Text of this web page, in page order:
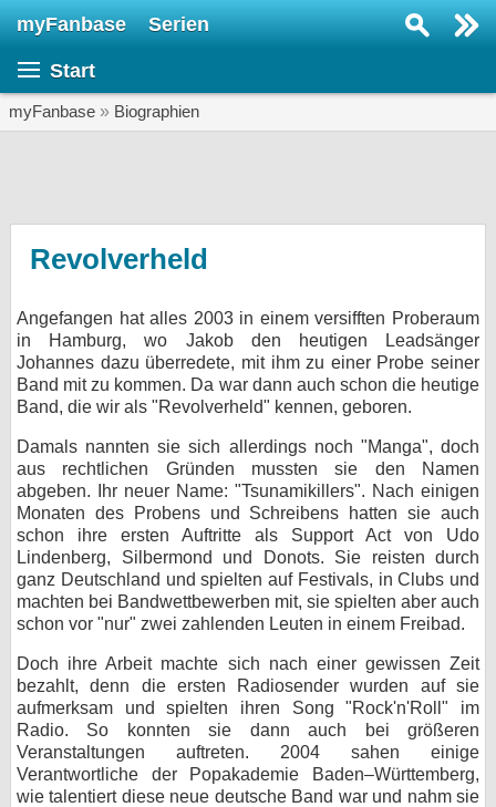
myFanbase Serien
Start
myFanbase » Biographien
Revolverheld
Angefangen hat alles 2003 in einem versifften Proberaum
in Hamburg, wo Jakob den heutigen Leadsänger
Johannes dazu überredete, mit ihm zu einer Probe seiner
Band mit zu kommen. Da war dann auch schon die heutige
Band, die wir als "Revolverheld" kennen, geboren.
Damals nannten sie sich allerdings noch "Manga", doch
aus rechtlichen Gründen mussten sie den Namen
abgeben. Ihr neuer Name: "Tsunamikillers". Nach einigen
Monaten des Probens und Schreibens hatten sie auch
schon ihre ersten Auftritte als Support Act von Udo
Lindenberg, Silbermond und Donots. Sie reisten durch
ganz Deutschland und spielten auf Festivals, in Clubs und
machten bei Bandwettbewerben mit, sie spielten aber auch
schon vor "nur" zwei zahlenden Leuten in einem Freibad.
Doch ihre Arbeit machte sich nach einer gewissen Zeit
bezahlt, denn die ersten Radiosender wurden auf sie
aufmerksam und spielten ihren Song "Rock'n'Roll" im
Radio. So konnten sie dann auch bei größeren
Veranstaltungen auftreten. 2004 sahen einige
Verantwortliche der Popakademie Baden–Württemberg,
wie talentiert diese neue deutsche Band war und nahm sie
KULTUR
Specials
SERVICE
Forum
bei X
bei Facebook
Nutzungsbedingungen
Datenschutz
Cookie-Einstellungen